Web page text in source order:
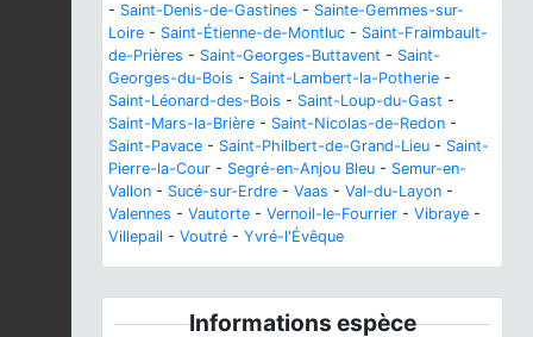
- Saint-Denis-de-Gastines - Sainte-Gemmes-sur-
Loire - Saint-Étienne-de-Montluc - Saint-Fraimbault-
de-Prières - Saint-Georges-Buttavent - Saint-
Georges-du-Bois - Saint-Lambert-la-Potherie -
Saint-Léonard-des-Bois - Saint-Loup-du-Gast -
Saint-Mars-la-Brière - Saint-Nicolas-de-Redon -
Saint-Pavace - Saint-Philbert-de-Grand-Lieu - Saint-
Pierre-la-Cour - Segré-en-Anjou Bleu - Semur-en-
Vallon - Sucé-sur-Erdre - Vaas - Val-du-Layon -
Valennes - Vautorte - Vernoil-le-Fourrier - Vibraye -
Villepail - Voutré - Yvré-l'Évêque
Informations espèce